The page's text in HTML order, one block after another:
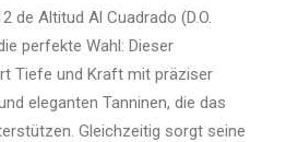
de Altitud Al Cuadrado (D.O.
perfekte Wahl: Dieser
Tiefe und Kraft mit präziser
eleganten Tanninen, die das
Gleichzeitig sorgt seine